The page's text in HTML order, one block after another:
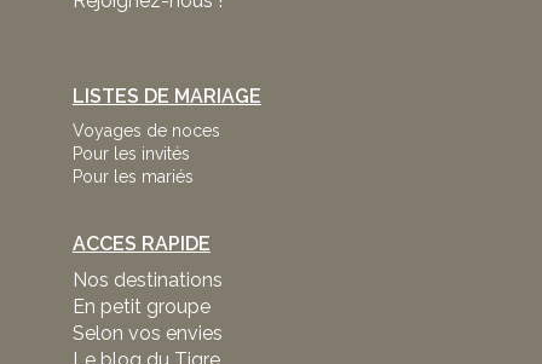
LISTES DE MARIAGE
Voyages de noces
Pour les invités
Pour les mariés
ACCES RAPIDE
Nos destinations
En petit groupe
Selon vos envies